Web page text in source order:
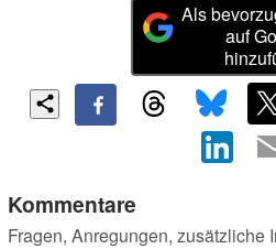
Als
auf
Kommentare
Fragen, Anregungen, zusätzliche